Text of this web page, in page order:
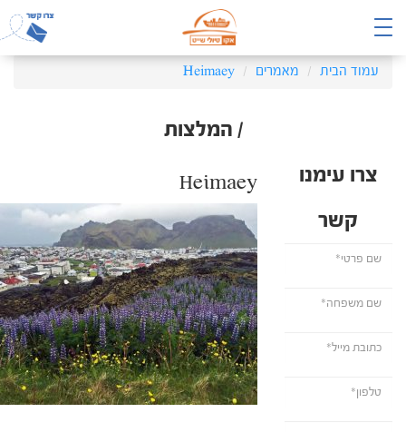
עמוד הבית מאמרים Heimaey
/ המלצות
צרו עימנו
קשר
Heimaey